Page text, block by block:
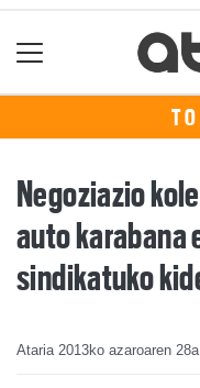
Negoziazio
auto karabana
sindikatuko
Ataria 2013ko azaroaren 28a